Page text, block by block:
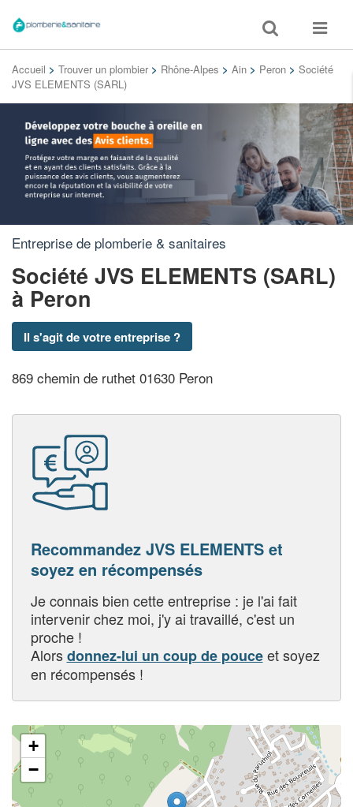
Toggle
search
Toggle
Accueil > Trouver un plombier > Rhône-Alpes > Ain > Peron > Société
JVS ELEMENTS (SARL)
Entreprise de plomberie & sanitaires
Société JVS ELEMENTS (SARL)
à Peron
Il s'agit de votre entreprise ?
869 chemin de ruthet 01630 Peron
Recommandez JVS ELEMENTS et
soyez en récompensés
Je connais bien cette entreprise : je l'ai fait
intervenir chez moi, j'y ai travaillé, c'est un
proche !
Alorsdonnez-lui un coup de pouceet soyez
en récompensés !
+
−